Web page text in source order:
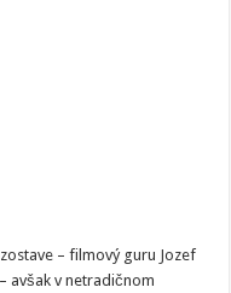
– filmový guru Jozef
avšak v netradičnom